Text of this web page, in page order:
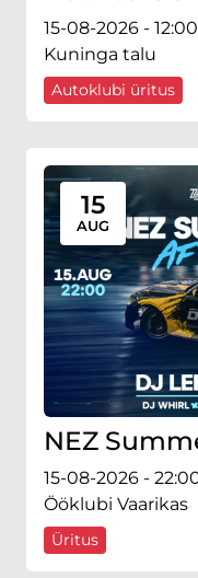
15-08-2026 - 12:00
Kuninga talu
Autoklubi üritus
15
AUG
NEZ
15-08-2026 -
Ööklubi Vaarikas
Üritus